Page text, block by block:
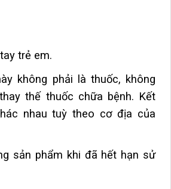
trẻ em.
không phải là thuốc, không
thế thuốc chữa bệnh. Kết
nhau tuỳ theo cơ địa của
sản phẩm khi đã hết hạn sử